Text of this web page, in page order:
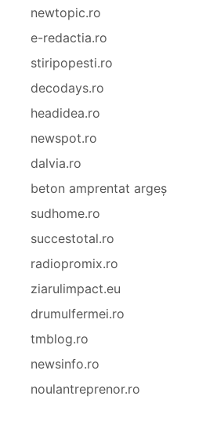
newtopic.ro
e-redactia.ro
stiripopesti.ro
decodays.ro
headidea.ro
newspot.ro
dalvia.ro
beton amprentat argeș
sudhome.ro
succestotal.ro
radiopromix.ro
ziarulimpact.eu
drumulfermei.ro
tmblog.ro
newsinfo.ro
noulantreprenor.ro